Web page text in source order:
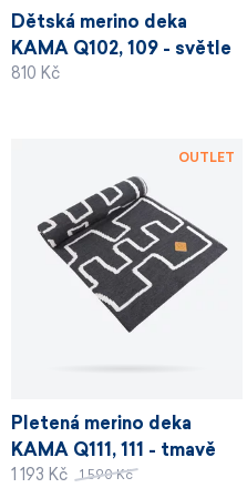
Dětská merino deka
KAMA Q102, 109 - světle
šedá
810 Kč
Pletená merino deka
KAMA Q111, 111 - tmavě
šedá
1 193 Kč 1 590 Kč
OUTLET